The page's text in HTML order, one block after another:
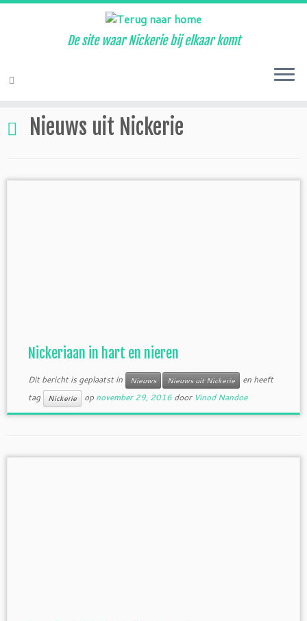
Ga
De site waar Nickerie bij elkaar komt
Nieuws uit Nickerie
Nickeriaan in hart en nieren
Dit bericht is geplaatst in Nieuws Nieuws uit Nickerie
en heeft
tag
Nickerie op november 29, 2016 door Vinod Nandoe